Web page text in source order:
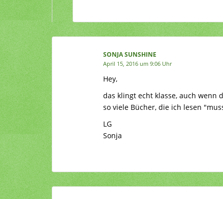
SONJA SUNSHINE
April 15, 2016 um 9:06 Uhr
Hey,
das klingt echt klasse, auch wenn
so viele Bücher, die ich lesen
LG
Sonja